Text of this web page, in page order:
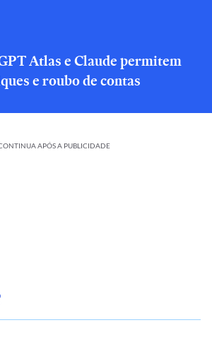
Atlas e Claude permitem
e roubo de contas
APÓS A PUBLICIDADE